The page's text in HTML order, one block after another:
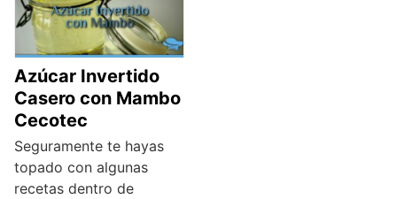
Azúcar Invertido
Casero con Mambo
Cecotec
Seguramente te hayas
topado con algunas
recetas dentro de